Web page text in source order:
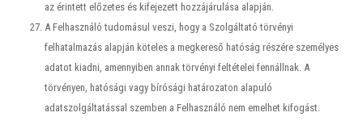
az érintett előzetes és kifejezett hozzájárulása alapján.
A Felhasználó tudomásul veszi, hogy a Szolgáltató törvényi
felhatalmazás alapján köteles a megkereső hatóság részére személyes
adatot kiadni, amennyiben annak törvényi feltételei fennállnak. A
törvényen, hatósági vagy bírósági határozaton alapuló
adatszolgáltatással szemben a Felhasználó nem emelhet kifogást.